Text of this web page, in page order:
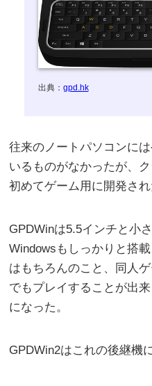
出典： gpd.hk
往来のノートパソコンに
いるものがなかったが、
初めてゲーム用に開発され
GPDWinは5.5インチと小
Windowsもしっかりと搭
はもちろんのこと、同人
でもプレイすることが出
になった。
GPDWin2はこれの後継機